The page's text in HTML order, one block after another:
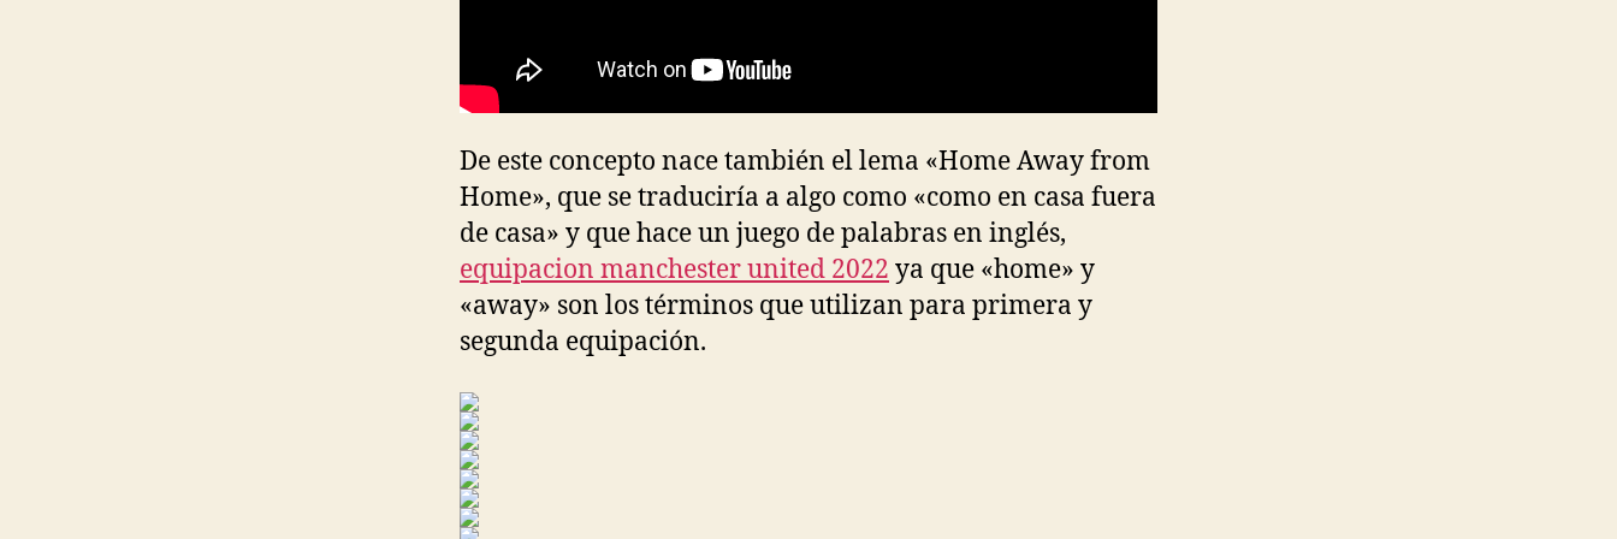
De este concepto nace también el lema «Home Away from
Home», que se traduciría a algo como «como en casa fuera
de casa» y que hace un juego de palabras en inglés,
equipacion manchester united 2022 ya que «home» y
«away» son los términos que utilizan para primera y
segunda equipación.